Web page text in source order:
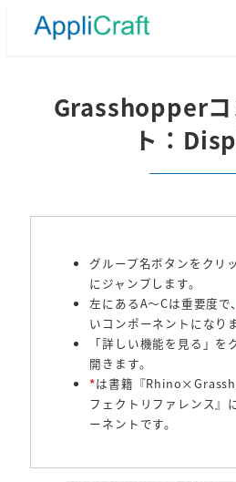
Grasshopperコ
ト：
グループ名ボタンをクリ
にジャンプします。
左にあるA～Cは重要度で、
いコンポーネントになり
「詳しい機能を見る」を
開きます。
*は書籍『
フェクトリファレンス』
ーネントです。